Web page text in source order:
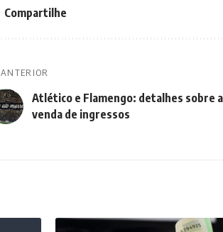
Compartilhe
ANTERIOR
Atlético e Flamengo: detalhes sobre a
venda de ingressos